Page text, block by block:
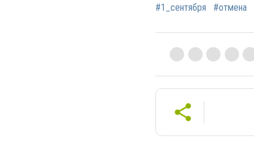
#1_сентября #отмена